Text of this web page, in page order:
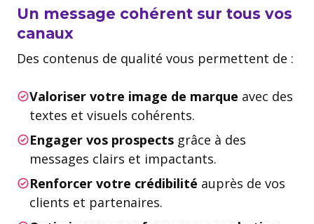
Un message cohérent sur tous vos
canaux
Des contenus de qualité vous permettent de :
Valoriser votre image de marque avec des
textes et visuels cohérents.
Engager vos prospects grâce à des
messages clairs et impactants.
Renforcer votre crédibilité auprès de vos
clients et partenaires.